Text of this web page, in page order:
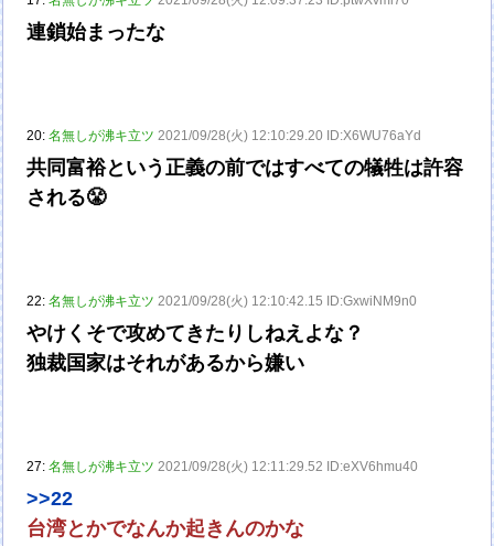
連鎖始まったな
20:名無しが沸キ立ツ 2021/09/28(火) 12:10:29.20 ID:X6WU76aYd
共同富裕という正義の前ではすべての犠牲は許容
される😤
22:名無しが沸キ立ツ 2021/09/28(火) 12:10:42.15 ID:GxwiNM9n0
やけくそで攻めてきたりしねえよな？
独裁国家はそれがあるから嫌い
27:名無しが沸キ立ツ 2021/09/28(火) 12:11:29.52 ID:eXV6hmu40
>>22
台湾とかでなんか起きんのかな